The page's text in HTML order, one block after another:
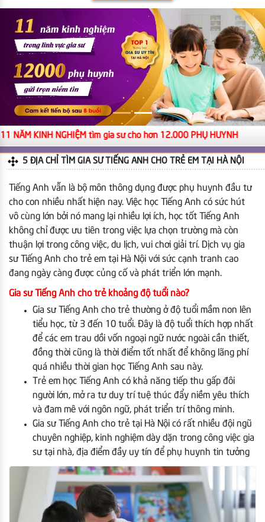
11 NĂM KINH NGHIỆM tìm gia sư cho hơn 12.000 PHỤ HUYNH
5 ĐỊA CHỈ TÌM GIA SƯ TIẾNG ANH CHO TRẺ EM TẠI HÀ NỘI
Tiếng Anh vẫn là bộ môn thông dụng được phụ huynh đầu tư
cho con nhiều nhất hiện nay. Việc học Tiếng Anh có sức hút
vô cùng lớn bởi nó mang lại nhiều lợi ích, học tốt Tiếng Anh
không chỉ được ưu tiên trong việc lựa chọn trường mà còn
thuận lợi trong công việc, du lịch, vui chơi giải trí. Dịch vụ gia
sư Tiếng Anh cho trẻ em tại Hà Nội với sức cạnh tranh cao
đang ngày càng được củng cố và phát triển lớn mạnh.
Gia sư Tiếng Anh cho trẻ khoảng độ tuổi nào?
Gia sư Tiếng Anh cho trẻ thường ở độ tuổi mầm non lên
tiểu học, từ 3 đến 10 tuổi. Đây là độ tuổi thích hợp nhất
để các em trau dồi vốn ngoại ngữ nước ngoài cần thiết,
đồng thời cũng là thời điểm tốt nhất để không lãng phí
quá nhiều thời gian học Tiếng Anh sau này.
Trẻ em học Tiếng Anh có khả năng tiếp thu gấp đôi
người lớn, mở ra tư duy trí tuệ thúc đẩy niềm yêu thích
và đam mê với ngôn ngữ, phát triển trí thông minh.
Gia sư Tiếng Anh cho trẻ tại Hà Nội có rất nhiều đội ngũ
chuyên nghiệp, kinh nghiệm dày dặn trong công việc gia
sư tại nhà, địa điểm đầy uy tín để phụ huynh tin tưởng